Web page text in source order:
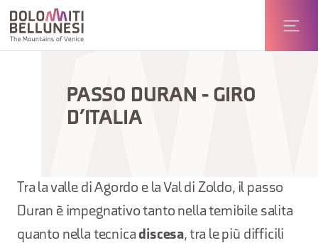
PASSO DURAN - GIRO
D’ITALIA
Tra la valle di Agordo e la Val di Zoldo, il passo
Duran è impegnativo tanto nella temibile salita
quanto nella tecnica discesa, tra le più difficili